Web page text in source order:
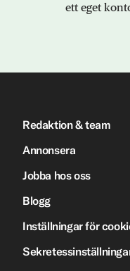
ett eget
Redaktion & team
Annonsera
Jobba hos oss
Blogg
Inställningar för